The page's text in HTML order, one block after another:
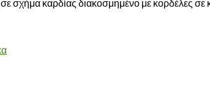
σχήμα καρδίας διακοσμημένο με κορδέλες σε